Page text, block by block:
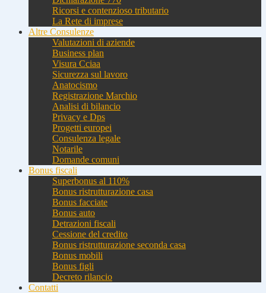
Ricorsi e contenzioso tributario
La Rete di imprese
Altre Consulenze
Valutazioni di aziende
Business plan
Visura Cciaa
Sicurezza sul lavoro
Anatocismo
Registrazione Marchio
Analisi di bilancio
Privacy e Dps
Progetti europei
Consulenza legale
Notarile
Domande comuni
Bonus fiscali
Superbonus al 110%
Bonus ristrutturazione casa
Bonus facciate
Bonus auto
Detrazioni fiscali
Cessione del credito
Bonus ristrutturazione seconda casa
Bonus mobili
Bonus figli
Decreto rilancio
Contatti